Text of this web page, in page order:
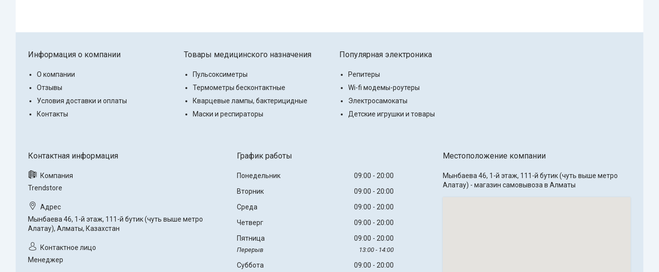
Информация о компании
О компании
Отзывы
Условия доставки и оплаты
Контакты
Товары медицинского назначения
Пульсоксиметры
Термометры бесконтактные
Кварцевые лампы, бактерицидные
Маски и респираторы
Популярная электроника
Репитеры
Wi-fi модемы-роутеры
Электросамокаты
Детские игрушки и товары
Trendstore
Мынбаева 46, 1-й этаж, 111-й бутик (чуть выше метро
Алатау), Алматы, Казахстан
Менеджер
График работы
Понедельник 09:00
20:00
Вторник
09:00
20:00
Среда
09:00
20:00
Четверг
09:00
20:00
Пятница
09:00 20:00
13:00 14:00
Суббота 09:00 20:00
Местоположение компании
Мынбаева 46, 1-й этаж, 111-й бутик (чуть выше метро
Алатау) - магазин самовывоза в Алматы